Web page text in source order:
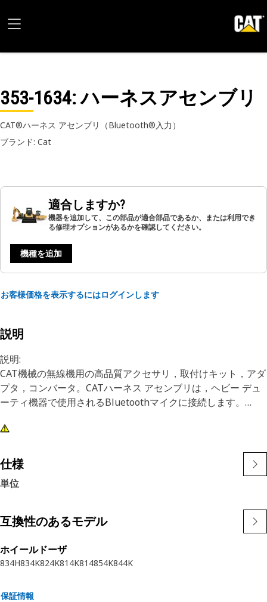
353-1634: ハーネスアセンブリ
CAT®ハーネス アセンブリ（Bluetooth®入力）
ブランド: Cat
適合しますか?
機器を追加して、この部品が適合部品であるか、または利用でき
る修理オプションがあるかを確認してください。
機種を追加
お客様価格を表示するにはログインします
説明
説明:
CAT機械の無線機用の高品質アクセサリ，取付けキット，アダ
プタ，コンバータ。CATハーネス アセンブリは，ヘビー デュ
ーティ機器で使用されるBluetoothマイクに接続します。
特長:
• 8ピン コネクタ
用途:
統で使用します。詳細については，オーナーズ マニュアルを
参照するか，最寄りのCatディーラにお問い合わせください。
仕様
単位
互換性のあるモデル
ホイールドーザ
834H834K824K814K814854K844K
保証情報